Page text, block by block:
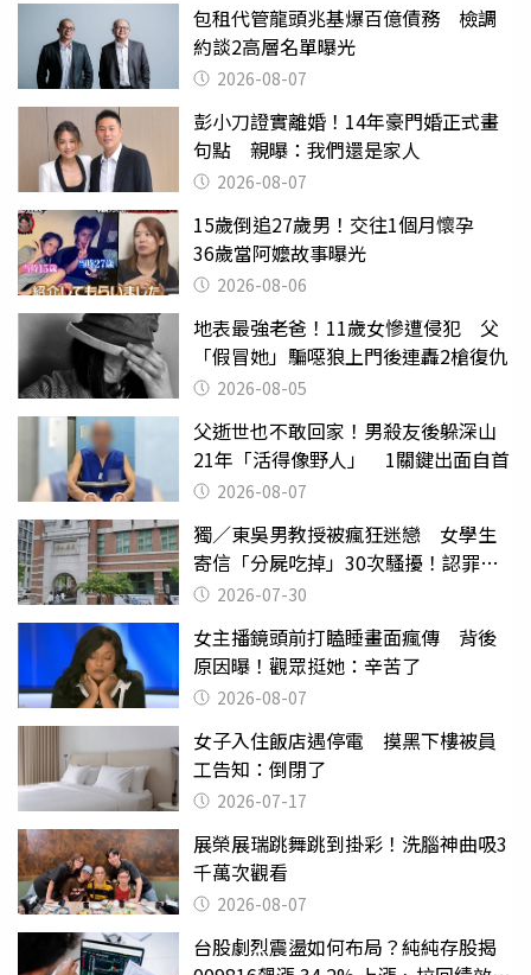
包租代管龍頭兆基爆百億債務 檢調
約談2高層名單曝光
2026-08-07
彭小刀證實離婚！14年豪門婚正式畫
句點 親曝：我們還是家人
2026-08-07
15歲倒追27歲男！交往1個月懷孕
36歲當阿嬤故事曝光
2026-08-06
地表最強老爸！11歲女慘遭侵犯 父
「假冒她」騙噁狼上門後連轟2槍復仇
2026-08-05
父逝世也不敢回家！男殺友後躲深山
21年「活得像野人」 1關鍵出面自首
2026-08-07
獨／東吳男教授被瘋狂迷戀 女學生
寄信「分屍吃掉」30次騷擾！認罪免
關 2026-07-30
女主播鏡頭前打瞌睡畫面瘋傳 背後
原因曝！觀眾挺她：辛苦了
2026-08-07
女子入住飯店遇停電 摸黑下樓被員
工告知：倒閉了
2026-07-17
展榮展瑞跳舞跳到掛彩！洗腦神曲吸3
千萬次觀看
2026-08-07
台股劇烈震盪如何布局？純純存股揭